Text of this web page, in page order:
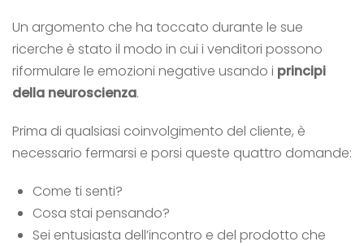
Un argomento che ha toccato durante le sue
ricerche è stato il modo in cui i venditori possono
riformulare le emozioni negative usando i principi
della neuroscienza.
Prima di qualsiasi coinvolgimento del cliente, è
necessario fermarsi e porsi queste quattro domande:
Come ti senti?
Cosa stai pensando?
Sei entusiasta dell’incontro e del prodotto che